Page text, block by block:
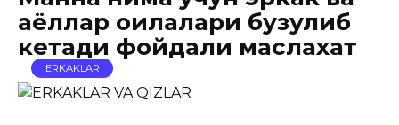
аёллар оилалари бузулиб
кетади фойдали маслахат
ERKAKLAR